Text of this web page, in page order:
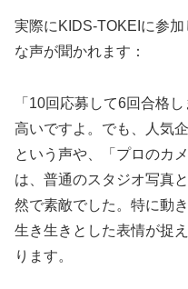
実際にKIDS-TOKEIに参
な声が聞かれます：
「10回応募して6回合格
高いですよ。でも、人気
という声や、「プロのカ
は、普通のスタジオ写真
然で素敵でした。特に動
生き生きとした表情が捉
ります。